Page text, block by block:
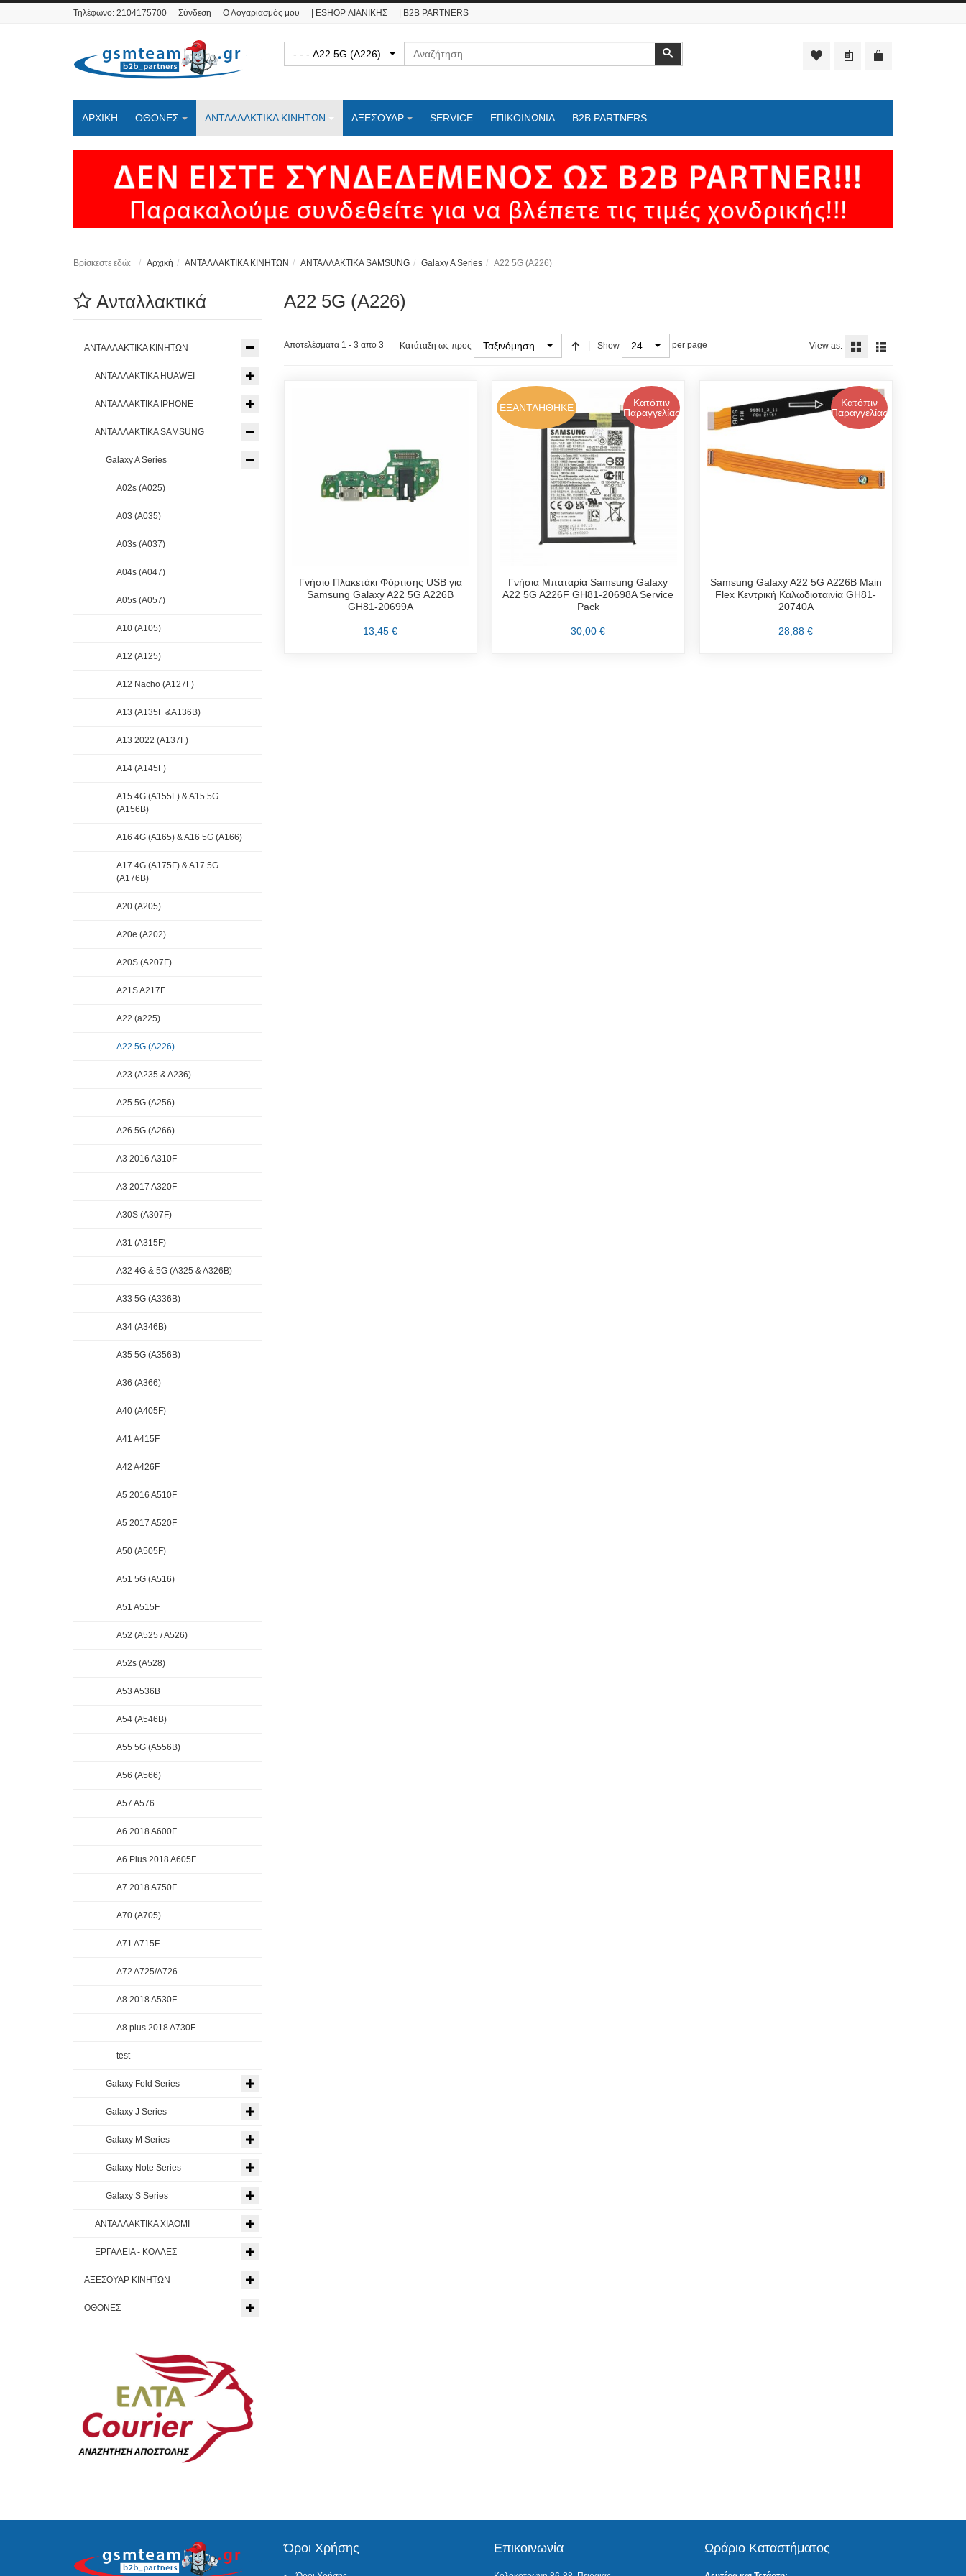
Τηλέφωνο: 2104175700 Σύνδεση Ο Λογαριασμός μου | ESHOP ΛΙΑΝΙΚΗΣ | B2B PARTNERS
- - - A22 5G (A226) Αναζήτηση
ΑΡΧΙΚΗ ΟΘΟΝΕΣ ΑΝΤΑΛΛΑΚΤΙΚΑ ΚΙΝΗΤΩΝ ΑΞΕΣΟΥΑΡ SERVICE ΕΠΙΚΟΙΝΩΝΊΑ B2B PARTNERS
Βρίσκεστε εδώ: Αρχική ΑΝΤΑΛΛΑΚΤΙΚΑ ΚΙΝΗΤΩΝ ΑΝΤΑΛΛΑΚΤΙΚΑ SAMSUNG Galaxy A Series A22 5G (A226)
A22 5G (A226)
Αποτελέσματα 1 - 3 από 3 Κατάταξη ως προς Ταξινόμηση Show 24 per page View as:
Γνήσιο Πλακετάκι Φόρτισης USB για
Samsung Galaxy A22 5G A226B
GH81-20699A
13,45 €
ΕΞΑΝΤΛΗΘΗΚΕ
Κατόπιν
Παραγγελίας
Γνήσια Μπαταρία Samsung Galaxy
A22 5G A226F GH81-20698A Service
Pack
30,00 €
Κατόπιν
Παραγγελίας
Samsung Galaxy A22 5G A226B Main
Flex Κεντρική Καλωδιοταινία GH81-
20740A
28,88 €
Ανταλλακτικά
ΑΝΤΑΛΛΑΚΤΙΚΑ ΚΙΝΗΤΩΝ
ΑΝΤΑΛΛΑΚΤΙΚΑ HUAWEI
ΑΝΤΑΛΛΑΚΤΙΚΑ IPHONE
ΑΝΤΑΛΛΑΚΤΙΚΑ SAMSUNG
Galaxy A Series
A02s (A025)
A03 (A035)
A03s (A037)
A04s (A047)
A05s (A057)
A10 (A105)
A12 (A125)
A12 Nacho (A127F)
A13 (A135F &A136B)
A13 2022 (A137F)
A14 (A145F)
A15 4G (A155F) & A15 5G
(A156B)
A16 4G (A165) & A16 5G (A166)
A17 4G (A175F) & A17 5G
(A176B)
A20 (A205)
A20e (A202)
A20S (A207F)
A21S A217F
A22 (a225)
A22 5G (A226)
A23 (A235 & A236)
A25 5G (A256)
A26 5G (A266)
A3 2016 A310F
A3 2017 A320F
A30S (A307F)
A31 (A315F)
A32 4G & 5G (A325 & A326B)
A33 5G (A336B)
A34 (A346B)
A35 5G (A356B)
A36 (A366)
A40 (A405F)
A41 A415F
A42 A426F
A5 2016 A510F
A5 2017 A520F
A50 (A505F)
A51 5G (A516)
A51 A515F
A52 (A525 / A526)
A52s (A528)
A53 A536B
A54 (A546B)
A55 5G (A556B)
A56 (A566)
A57 A576
A6 2018 A600F
A6 Plus 2018 A605F
A7 2018 A750F
A70 (A705)
A71 A715F
A72 A725/A726
A8 2018 A530F
A8 plus 2018 A730F
test
Galaxy Fold Series
Galaxy J Series
Galaxy M Series
Galaxy Note Series
Galaxy S Series
ΑΝΤΑΛΛΑΚΤΙΚΑ XIAOMI
ΕΡΓΑΛΕΙΑ - ΚΟΛΛΕΣ
ΑΞΕΣΟΥΑΡ ΚΙΝΗΤΩΝ
ΟΘΟΝΕΣ
Όροι Χρήσης Επικοινωνία Ωράριο Καταστήματος